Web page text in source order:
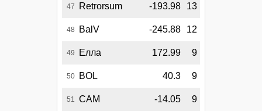
47 Retrorsum -193.98 13
48 BalV -245.88 12
49 Елла 172.99 9
50 BOL 40.3 9
51 CAM -14.05 9